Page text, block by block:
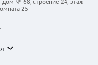
25
expand_more